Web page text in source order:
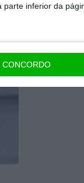
inferior da
CONCORDO